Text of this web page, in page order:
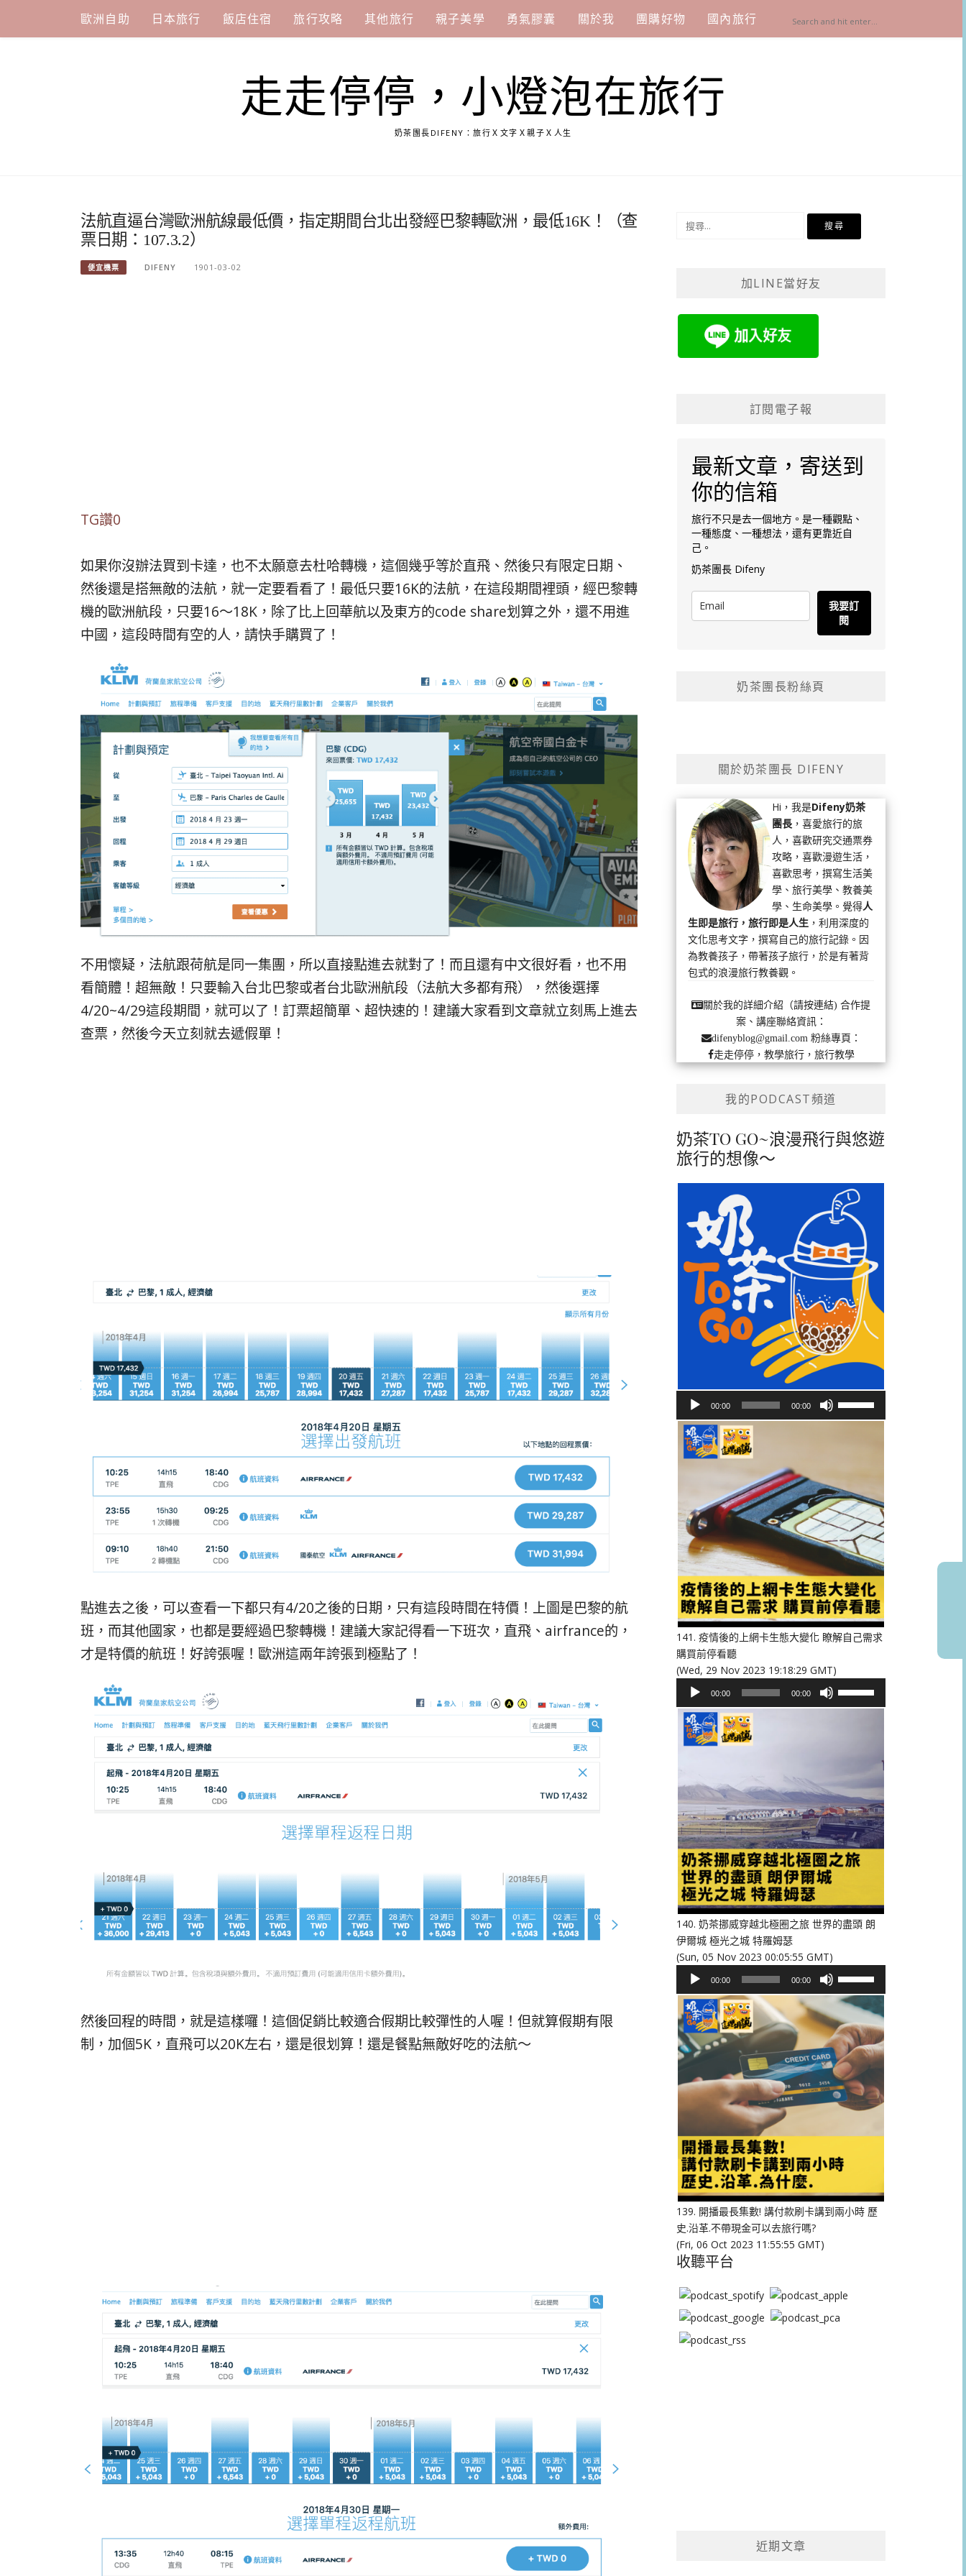
content
歐洲自助 日本旅行 飯店住宿 旅行攻略 其他旅行 親子美學 勇氣膠囊 關於我 團購好物 國內旅行
走走停停，小燈泡在旅行
奶茶團長DIFENY：旅行Ｘ文字Ｘ親子Ｘ人生
法航直逼台灣歐洲航線最低價，指定期間台北出發經巴黎轉歐洲，最低16K！（查
票日期：107.3.2）
便宜機票 DIFENY 1901-03-02
TG讚0
如果你沒辦法買到卡達，也不太願意去杜哈轉機，這個幾乎等於直飛、然後只有限定日期、
然後還是搭無敵的法航，就一定要看看了！最低只要16K的法航，在這段期間裡頭，經巴黎轉
機的歐洲航段，只要16～18K，除了比上回華航以及東方的code share划算之外，還不用進
中國，這段時間有空的人，請快手購買了！
不用懷疑，法航跟荷航是同一集團，所以直接點進去就對了！而且還有中文很好看，也不用
看簡體！超無敵！只要輸入台北巴黎或者台北歐洲航段（法航大多都有飛），然後選擇
4/20~4/29這段期間，就可以了！訂票超簡單、超快速的！建議大家看到文章就立刻馬上進去
查票，然後今天立刻就去遞假單！
點進去之後，可以查看一下都只有4/20之後的日期，只有這段時間在特價！上圖是巴黎的航
班，而其他國家，也都是要經過巴黎轉機！建議大家記得看一下班次，直飛、airfrance的，
才是特價的航班！好誇張喔！歐洲這兩年誇張到極點了！
然後回程的時間，就是這樣囉！這個促銷比較適合假期比較彈性的人喔！但就算假期有限
制，加個5K，直飛可以20K左右，還是很划算！還是餐點無敵好吃的法航～
加LINE當好友
訂閱電子報
最新文章，寄送到
你的信箱
旅行不只是去一個地方。是一種觀點、
一種態度、一種想法，還有更靠近自
己。
奶茶團長 Difeny
我要訂
閱
奶茶團長粉絲頁
關於奶茶團長 DIFENY
Hi，我是Difeny奶茶
團長 ，喜愛旅行的旅
人，喜歡研究交通票券
攻略，喜歡漫遊生活，
喜歡思考，撰寫生活美
學、旅行美學、教養美
學、生命美學。覺得人
生即是旅行，旅行即是人生 ，利用深度的
文化思考文字，撰寫自己的旅行記錄。因
為教養孩子，帶著孩子旅行，於是有著背
包式的浪漫旅行教養觀。
關於我的詳細介紹（請按連結) 合作提
案、講座聯絡資訊：
difenyblog@gmail.com粉絲專頁：
走走停停，教學旅行，旅行教學
我的PODCAST頻道
奶茶TO GO~浪漫飛行與悠遊
旅行的想像～
播
放
00:00 00:00
鍵
以
提
高
或
降
低
音
量。
141. 疫情後的上網卡生態大變化 瞭解自己需求
購買前停看聽
(Wed, 29 Nov 2023 19:18:29 GMT)
播
放
00:00 00:00
以
提
高
或
降
量。
140. 奶茶挪威穿越北極圈之旅 世界的盡頭 朗
伊爾城 極光之城 特羅姆瑟
(Sun, 05 Nov 2023 00:05:55 GMT)
播
放
器
00:00 00:00
向
上/
向
下
鍵
以
提
或
降
低
量。
139. 開播最長集數! 講付款刷卡講到兩小時 歷
史.沿革.不帶現金可以去旅行嗎?
(Fri, 06 Oct 2023 11:55:55 GMT)
收聽平台
近期文章